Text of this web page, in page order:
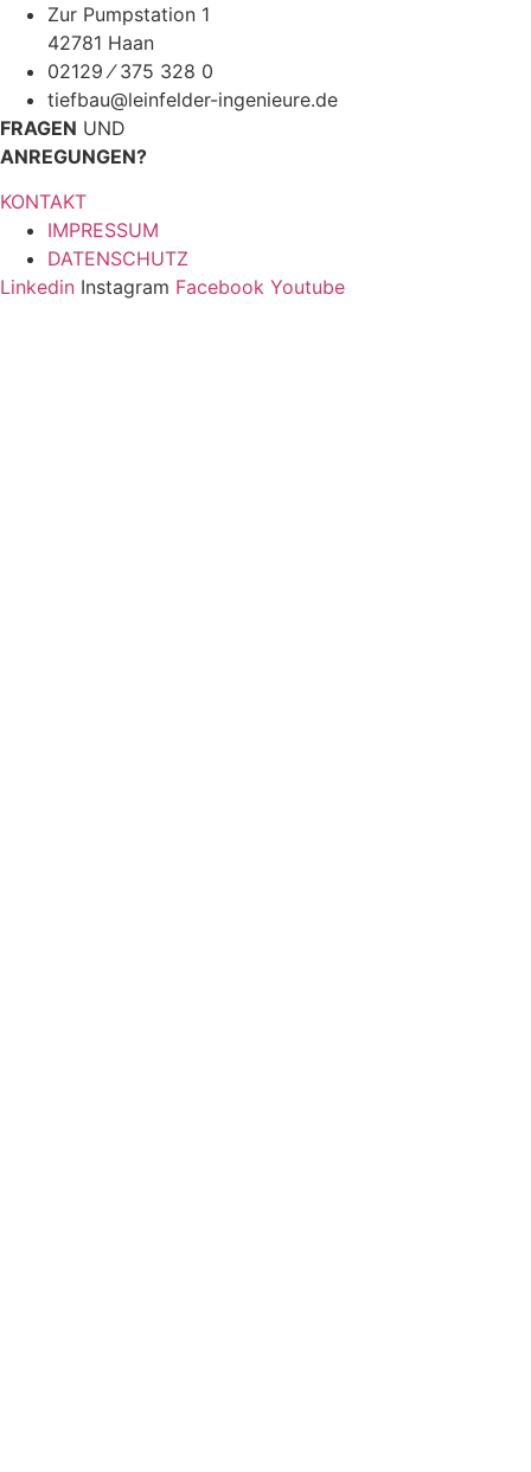
Zur Pumpstation 1
42781 Haan
02129 ⁄ 375 328 0
tiefbau@leinfelder-ingenieure.de
FRAGEN UND
ANREGUNGEN?
KONTAKT
IMPRESSUM
DATENSCHUTZ
Linkedin Instagram Facebook Youtube